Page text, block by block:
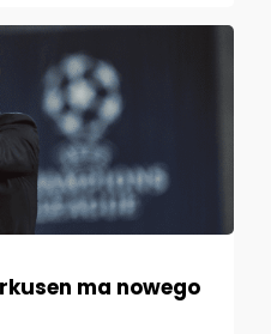
ma nowego